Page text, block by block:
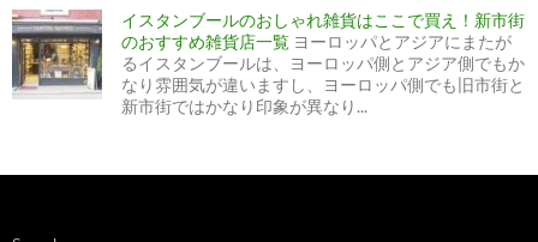
イスタンブールのおしゃれ雑貨はここで買え！新市街
のおすすめ雑貨店一覧 ヨーロッパとアジアにまたが
るイスタンブールは、ヨーロッパ側とアジア側でもか
なり雰囲気が違いますし、ヨーロッパ側でも旧市街と
新市街ではかなり印象が異なり...